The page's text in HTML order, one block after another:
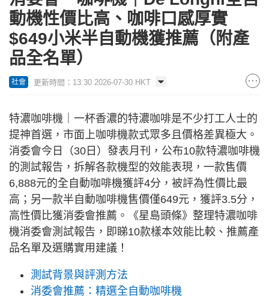
動機性價比高、咖啡口感厚實
$649小米半自動機獲推薦（附產
品全名單）
社會 更新時間：13:30 2026-07-30 HKT
特濃咖啡機｜一杯香濃的特濃咖啡是不少打工人士的
提神首選，市面上咖啡機款式眾多且價格差異極大。
消委會今日（30日）發表月刊，公布10款特濃咖啡機
的測試報告，拆解各款機型的效能表現，一款售價
6,888元的全自動咖啡機獲評4分，被評為性價比最
高；另一款半自動咖啡機售價僅649元，獲評3.5分，
高性價比獲消委會推薦。《星島頭條》整理特濃咖啡
機消委會測試報告，即睇10款樣本效能比較、推薦產
品名單及選購實用建議！
測試背景與評測方法
消委會推薦：精選全自動咖啡機